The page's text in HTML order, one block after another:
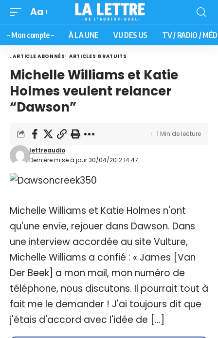
Aa
– Mon compte – À LA UNE VU DES US TV / RADIO /
. ARTICLE ABONNÉS ARTICLES GRATUITS
Michelle Williams et Katie
Holmes veulent relancer
“Dawson”
Dernière mise à jour 30/04/2012 14:47
lettreaudio
1 Min de lecture
Michelle Williams et Katie Holmes n'ont
qu'une envie, rejouer dans Dawson. Dans
une interview accordée au site Vulture,
Michelle Williams a confié : « James [Van
Der Beek] a mon mail, mon numéro de
téléphone, nous discutons. Il pourrait tout à
fait me le demander ! J'ai toujours dit que
j'étais d'accord avec l'idée de […]